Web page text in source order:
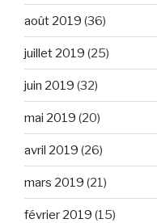
août 2019 (36)
juillet 2019 (25)
juin 2019 (32)
mai 2019 (20)
avril 2019 (26)
mars 2019 (21)
février 2019 (15)